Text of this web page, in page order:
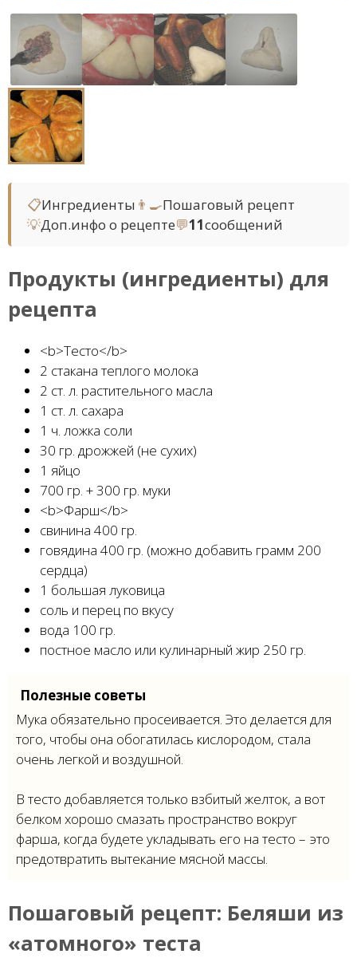
📋Ингредиенты 👨‍🍳Пошаговый рецепт
💡Доп.инфо о рецепте💬11сообщений
Продукты (ингредиенты) для
рецепта
<b>Тесто</b>
2 стакана теплого молока
2 ст. л. растительного масла
1 ст. л. сахара
1 ч. ложка соли
30 гр. дрожжей (не сухих)
1 яйцо
700 гр. + 300 гр. муки
<b>Фарш</b>
свинина 400 гр.
говядина 400 гр. (можно добавить грамм 200
сердца)
1 большая луковица
соль и перец по вкусу
вода 100 гр.
постное масло или кулинарный жир 250 гр.
Полезные советы
Мука обязательно просеивается. Это делается для
того, чтобы она обогатилась кислородом, стала
очень легкой и воздушной.
В тесто добавляется только взбитый желток, а вот
белком хорошо смазать пространство вокруг
фарша, когда будете укладывать его на тесто – это
предотвратить вытекание мясной массы.
Пошаговый рецепт: Беляши из
«атомного» теста